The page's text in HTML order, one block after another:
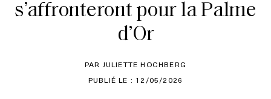
s’affronteront pour la Palme
d’Or
PAR JULIETTE HOCHBERG
PUBLIÉ LE : 12/05/2026